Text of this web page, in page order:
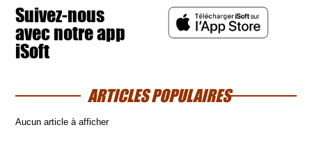
Suivez-nous
avec notre app
iSoft
ARTICLES POPULAIRES
Aucun article à afficher